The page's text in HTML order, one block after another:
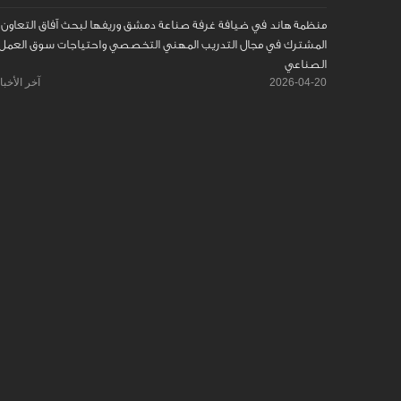
منظمة هاند في ضيافة غرفة صناعة دمشق وريفها لبحث آفاق التعاون
المشترك في مجال التدريب المهني التخصصي واحتياجات سوق
الصناعي
2026-04-20 آخر